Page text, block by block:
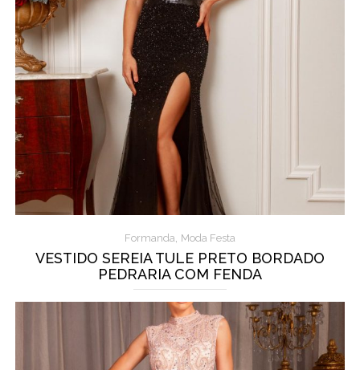
Formanda, Moda Festa
VESTIDO SEREIA TULE PRETO BORDADO
PEDRARIA COM FENDA